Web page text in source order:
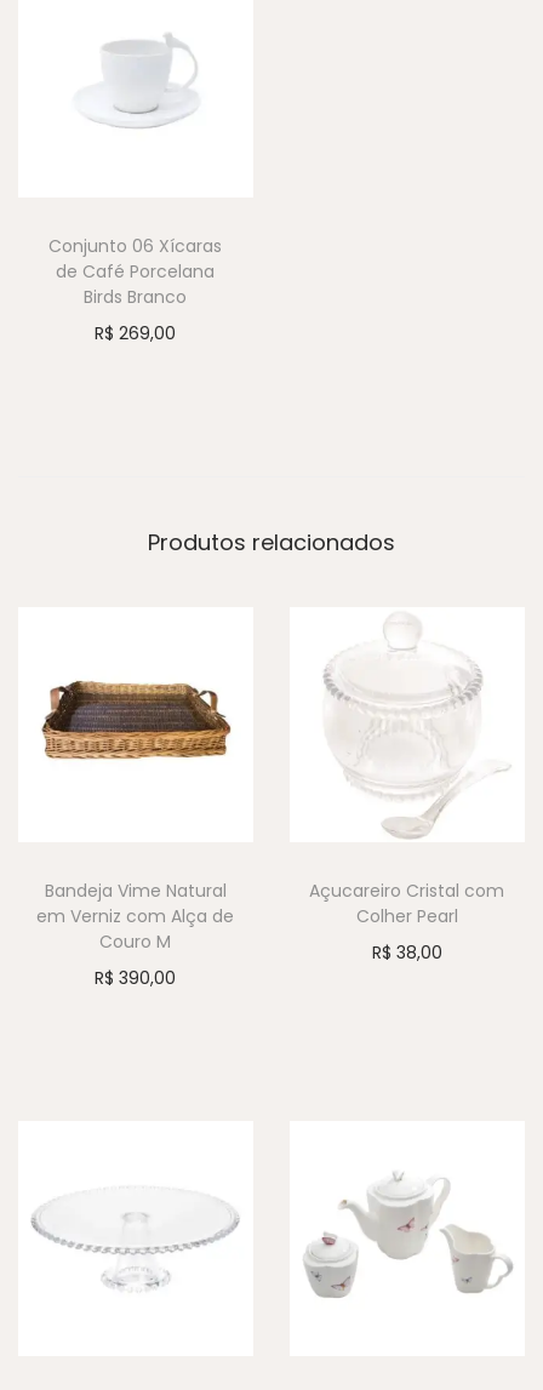
Conjunto 06 Xícaras
de Café Porcelana
Birds Branco
R$ 269,00
Produtos relacionados
Bandeja Vime Natural
em Verniz com Alça de
Couro M
R$ 390,00
Açucareiro Cristal com
Colher Pearl
R$ 38,00